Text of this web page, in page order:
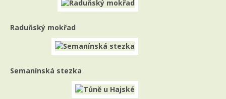
Raduňský mokřad
Semanínská stezka